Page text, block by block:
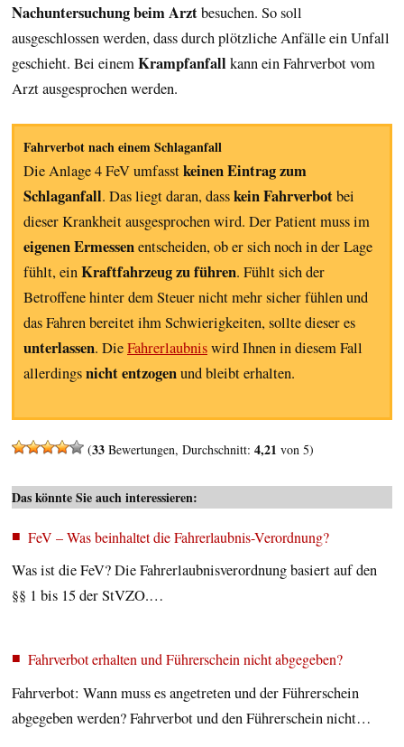
Nachuntersuchung beim Arztbesuchen. So soll
ausgeschlossen werden, dass durch plötzliche Anfälle ein Unfall
geschieht. Bei einemKrampfanfall kann ein Fahrverbot vom
Arzt ausgesprochen werden.
Fahrverbot nach einem Schlaganfall
Die Anlage 4 FeV umfasstkeinen Eintrag zum
Schlaganfall. Das liegt daran, dasskein Fahrverbotbei
dieser Krankheit ausgesprochen wird. Der Patient muss im
eigenen Ermessenentscheiden, ob er sich noch in der Lage
fühlt, einKraftfahrzeug zu führen. Fühlt sich der
Betroffene hinter dem Steuer nicht mehr sicher fühlen und
das Fahren bereitet ihm Schwierigkeiten, sollte dieser es
unterlassen. DieFahrerlaubniswird Ihnen in diesem Fall
allerdingsnicht entzogenund bleibt erhalten.
(33 Bewertungen, Durchschnitt: 4,21 von 5)
Das könnte Sie auch interessieren:
FeV – Was beinhaltet die Fahrerlaubnis-Verordnung?
Was ist die FeV? Die Fahrerlaubnisverordnung basiert auf den
§§ 1 bis 15 der StVZO.…
Fahrverbot erhalten und Führerschein nicht abgegeben?
Fahrverbot: Wann muss es angetreten und der Führerschein
abgegeben werden? Fahrverbot und den Führerschein nicht…